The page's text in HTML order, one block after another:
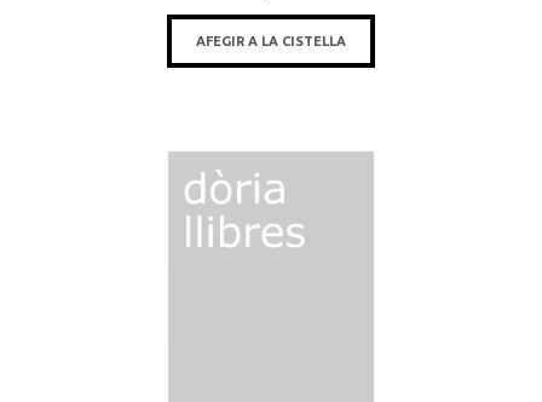
AFEGIR A LA CISTELLA